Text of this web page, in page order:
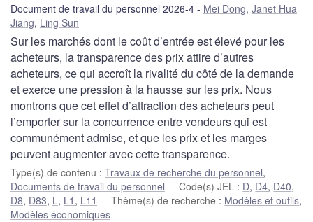
Document de travail du personnel 2026-4 Mei Dong, Janet Hua
Jiang, Ling Sun
Sur les marchés dont le coût d’entrée est élevé pour les
acheteurs, la transparence des prix attire d’autres
acheteurs, ce qui accroît la rivalité du côté de la demande
et exerce une pression à la hausse sur les prix. Nous
montrons que cet effet d’attraction des acheteurs peut
l’emporter sur la concurrence entre vendeurs qui est
communément admise, et que les prix et les marges
peuvent augmenter avec cette transparence.
Type(s) de contenu : Travaux de recherche du personnel,
Documents de travail du personnel
Code(s) JEL : D, D4, D40,
D8, D83, L , L1 , L11 Thème(s) de recherche : Modèles et outils,
Modèles économiques